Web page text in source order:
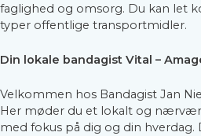
faglighed og omsorg. Du kan let
typer offentlige transportmidler.
Din lokale bandagist Vital –
Velkommen hos Bandagist Jan
Her møder du et lokalt og
med fokus på dig og din hverdag.